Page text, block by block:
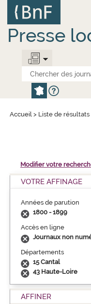
contenu
principal
Presse
Accueil > Liste de résultats
Modifier votre
VOTRE AFFINAGE
Années de parution
1800 - 1899
Accès en ligne
Journaux non
Départements
15 Cantal
43 Haute-Loire
AFFINER
Panneau de gestion des